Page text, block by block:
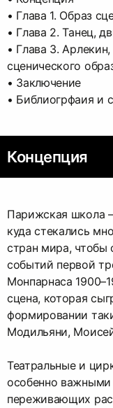
• Глава 1. Образ
• Глава 2. Танец,
• Глава 3.
сценического
• Заключение
• Библиогрфаия и
Концепция
Парижская школа
куда стекались
стран мира, чтобы
событий первой
Монпарнаса
сцена, которая
формировании
Модильяни,
Театральные и
особенно важными
переживающих